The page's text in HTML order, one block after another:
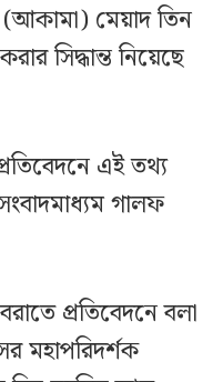
(আকামা) মেয়াদ তিন
সিদ্ধান্ত নিয়েছে
এই তথ্য
গালফ
প্রতিবেদনে বলা
মহাপরিদর্শক